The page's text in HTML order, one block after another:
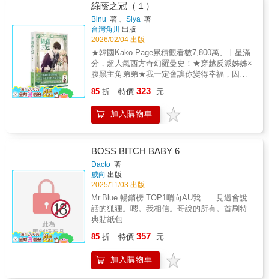
卡、磁吸串串壓克力吊飾、水晶浮雕轉印貼紙
（附天地蓋小方盒）……獨家精美周邊，限量
珍藏 ★ 隨書好禮大方送： 隨書贈送「莉莉，
我愛妳」精美留言卡 善良樂觀的莉莉卡，和每
天喝得酩酊大醉的母親住在貧民區相依為命，
即使被母親嫌棄，她仍敬業工作，獨自養家糊
口。直到有天，媽媽從恍如隔世的宿醉中驚
醒，想起前世種種，悔恨不已，母女抱頭痛哭
一場後，媽媽發誓今生要想辦法出人頭地，守
一場重要的宮廷舞會……幾天後，突然有人來
接莉莉卡入宮，原來母親和皇帝私下達成協
議，成了契約皇后，莉莉卡也從平民少女搖身
純的莉莉卡就此闖入充滿魔法與險惡人心的皇
城，稟持著「契約皇女」應有的敬業精神，在
爾虞我詐的宮廷裡展開華麗冒險！「啊啊，原
來被母親抱在懷裡，是這麼美妙的一件事
啊！」＝延伸閱讀＝愛生活◆愛閱讀◆愛創作
更多精采活動與新書訊息請關注：愛呦文創粉
絲團：https://www.facebook.com/iyao.book/
綠蔭之冠（１）
Binu 著 、Siya 著
台灣角川 出版
2026/02/04 出版
★韓國Kako Page累積觀看數7,800萬、十星滿
分，超人氣西方奇幻羅曼史！★穿越反派姊姊×
腹黑主角弟弟★我一定會讓你變得幸福，因為
卡（※首刷售完即無贈品）「我從未把姊姊當
作家人看待。」一場車禍，讓她穿越進自己寫
的小說，成為欺負男主角「尤司塔夫」的繼姊
福，蘭努力改變劇情，悲劇卻依舊降臨，公爵
家一夕之間只剩下姊弟兩人。蘭只能改變策
略，暫代家主之位，替男主角擋下豺狼虎豹般
的親戚。然而，這個「弟弟」比想像中更難攻
略⋯⋯© Siya&Sarkk&Eunhye
kim&binu/DAON STUDIOTaiwan edition
published by arrangement with DAON STUDIO
through RIVERSE Inc.Taiwan translation ©
KADOKAWA TAIWAN CORPORATION
85 折 特價 323 元
加入購物車
BOSS BITCH BABY 6
Dacto 著
威向 出版
2025/11/03 出版
Mr.Blue 暢銷榜 TOP1哨向AU我……見過會說
話的狐狸。嗯。我相信。哥說的所有。首刷特
典貼紙包
85 折 特價 357 元
加入購物車